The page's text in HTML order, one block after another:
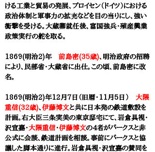
ける工業と貿易の発展、プロイセン（ドイツ）における
政治体制と軍事力の拡充などを目の当りにし、強い
衝撃を受ける。大蔵卿就任後、富国強兵・殖産興業
政策実行の舵を取る。
1869(明治2)年 前島密(35歳)、明治政府の招聘
により、民部省・大蔵省に出仕。この頃、前島密に改
名。
1869(明治2)年12月7日（旧暦・11月5日） 大隈
重信(32歳)、 伊藤博文と共に日本発の鉄道敷設を
計画。右大臣三条実美の東京邸宅にて、岩倉具視・
沢宣嘉・大隈重信・伊藤博文の4者がパークスと非
公式に会談、鉄道計画を相談。事前にパークスと協
議した脚本通りに進行。岩倉具視・沢宣嘉の賛同を